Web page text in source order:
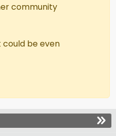
community
could be even